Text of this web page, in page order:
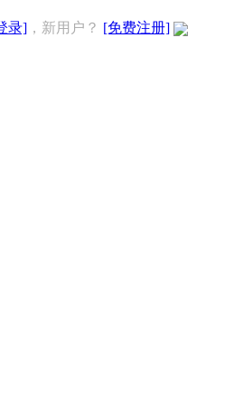
录] ，新用户？ [免费注册]